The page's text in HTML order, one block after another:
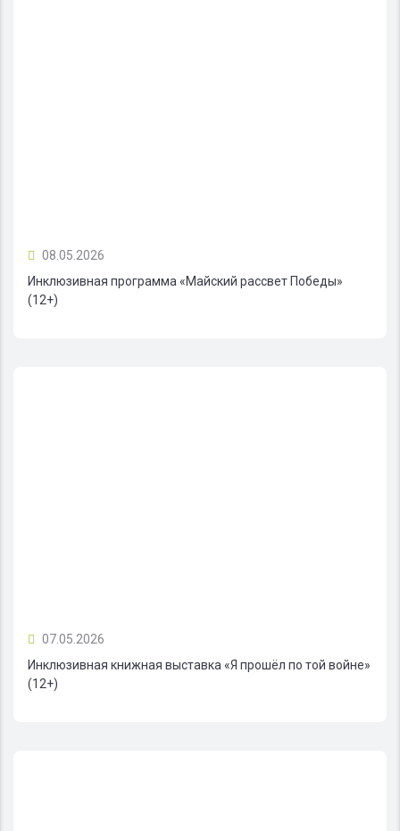
08.05.2026
Инклюзивная программа «Майский рассвет Победы»
(12+)
07.05.2026
Инклюзивная книжная выставка «Я прошёл по той войне»
(12+)